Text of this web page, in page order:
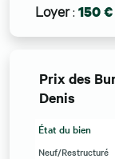
Loyer: 150
Prix des
Denis
État du bien
Neuf/Restructuré